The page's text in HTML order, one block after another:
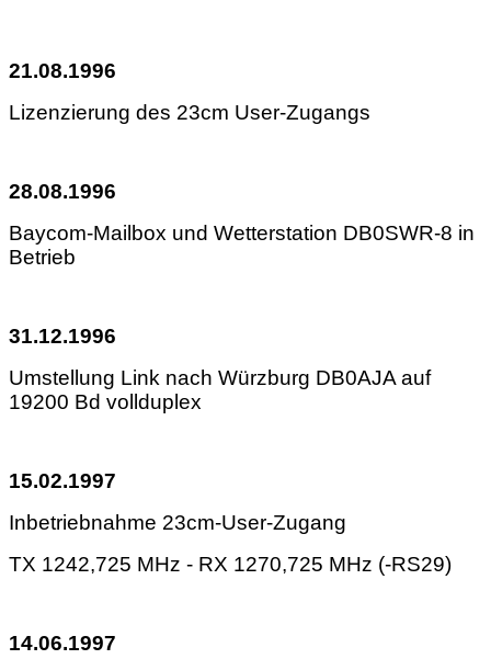
21.08.1996
Lizenzierung des 23cm User-Zugangs
28.08.1996
Baycom-Mailbox und Wetterstation DB0SWR-8 in
Betrieb
31.12.1996
Umstellung Link nach Würzburg DB0AJA auf
19200 Bd vollduplex
15.02.1997
Inbetriebnahme 23cm-User-Zugang
TX 1242,725 MHz - RX 1270,725 MHz (-RS29)
14.06.1997